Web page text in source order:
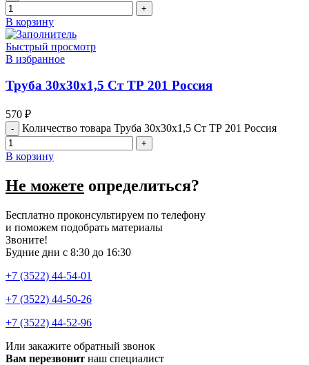
В корзину
Быстрый просмотр
В избранное
Труба 30х30х1,5 Ст ТР 201 Россия
570 ₽
Количество товара Труба 30х30х1,5 Ст ТР 201 Россия
В корзину
Не можете определиться?
Бесплатно проконсультируем по телефону
и поможем подобрать материалы
Звоните!
Будние дни с 8:30 до 16:30
+7 (3522) 44-54-01
+7 (3522) 44-50-26
+7 (3522) 44-52-96
Или закажите обратный звонок
Вам перезвонит наш специалист